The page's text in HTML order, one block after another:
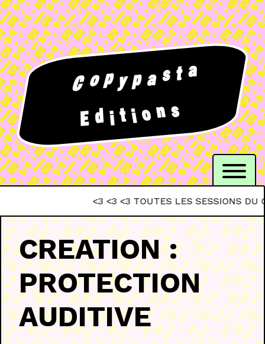
C opyp a s t a
E d ition s
<3 <3 <3 TOUTES LES SESSIONS DU
CREATION :
PROTECTION
AUDITIVE